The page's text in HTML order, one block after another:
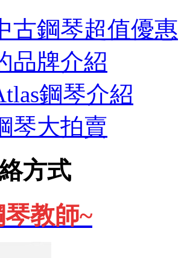
古鋼琴超值優惠
品牌介紹
鋼琴介紹
琴大拍賣
方式
教師~